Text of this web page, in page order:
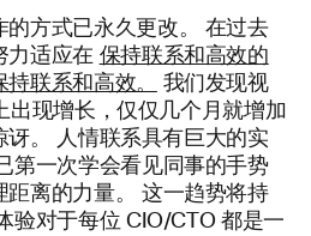
的方式已永久更改。 在过去
力适应在 保持联系和高效的
联系和高效。
我们发现视
出现增长，仅仅几个月就增加
讶。 人情联系具有巨大的实
第一次学会看见同事的手势
距离的力量。 这一趋势将持
验对于每位 CIO/CTO 都是一